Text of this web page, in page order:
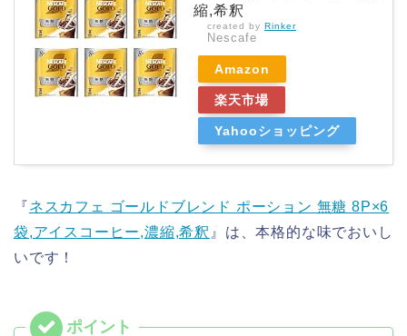
縮,希釈
created by Rinker
Nescafe
Amazon
楽天市場
Yahooショッピング
『ネスカフェ ゴールドブレンド ポーション 無糖 8P×6
袋,アイスコーヒー,濃縮,希釈 』は、本格的な味でおいし
いです！